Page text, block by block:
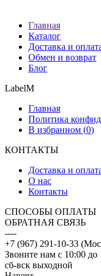
Главная
Каталог
Доставка и
Обмен и возврат
Блог
LabelM
Главная
Политика
В избранном (0)
КОНТАКТЫ
Доставка и
О нас
Контакты
CПОСОБЫ ОПЛАТЫ
ОБРАТНАЯ СВЯЗЬ
----
+7 (967) 291-10-33
Звоните нам с 10:00 до
сб-вск выходной